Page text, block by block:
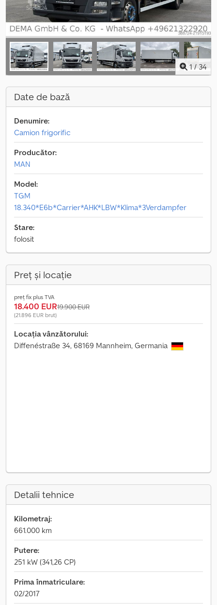
1 /34
Date de bază
Denumire:
Camion frigorific
Producător:
MAN
Model:
TGM
18.340*E6b*Carrier*AHK*LBW*Klima*3Verdampfer
Stare:
folosit
Preț și locație
preț fix plus TVA
18.400 EUR19.900 EUR
(21.896 EUR brut)
Locația vânzătorului:
Diffenéstraße 34, 68169 Mannheim, Germania
Detalii tehnice
Kilometraj:
661.000 km
Putere:
251 kW (341,26 CP)
Prima înmatriculare:
02/2017